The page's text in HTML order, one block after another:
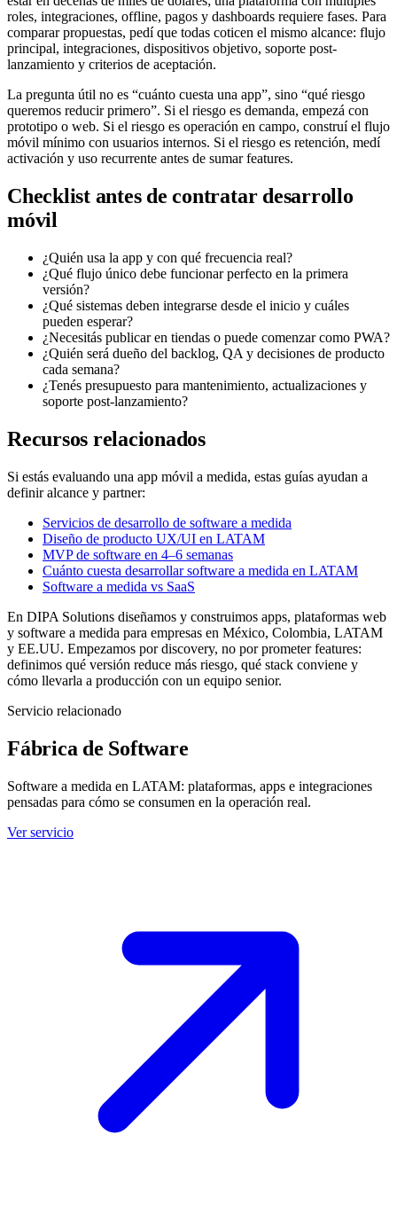
roles, integraciones, offline, pagos y dashboards requiere fases. Para
comparar propuestas, pedí que todas coticen el mismo alcance: flujo
principal, integraciones, dispositivos objetivo, soporte post-
lanzamiento y criterios de aceptación.
La pregunta útil no es “cuánto cuesta una app”, sino “qué riesgo
queremos reducir primero”. Si el riesgo es demanda, empezá con
prototipo o web. Si el riesgo es operación en campo, construí el flujo
móvil mínimo con usuarios internos. Si el riesgo es retención, medí
activación y uso recurrente antes de sumar features.
Checklist antes de contratar desarrollo
móvil
¿Quién usa la app y con qué frecuencia real?
¿Qué flujo único debe funcionar perfecto en la primera
versión?
¿Qué sistemas deben integrarse desde el inicio y cuáles
pueden esperar?
¿Necesitás publicar en tiendas o puede comenzar como PWA?
¿Quién será dueño del backlog, QA y decisiones de producto
cada semana?
¿Tenés presupuesto para mantenimiento, actualizaciones y
soporte post-lanzamiento?
Recursos relacionados
Si estás evaluando una app móvil a medida, estas guías ayudan a
definir alcance y partner:
Servicios de desarrollo de software a medida
Diseño de producto UX/UI en LATAM
MVP de software en 4–6 semanas
Cuánto cuesta desarrollar software a medida en LATAM
Software a medida vs SaaS
En DIPA Solutions diseñamos y construimos apps, plataformas web
y software a medida para empresas en México, Colombia, LATAM
y EE.UU. Empezamos por discovery, no por prometer features:
definimos qué versión reduce más riesgo, qué stack conviene y
cómo llevarla a producción con un equipo senior.
Servicio relacionado
Fábrica de Software
Software a medida en LATAM: plataformas, apps e integraciones
pensadas para cómo se consumen en la operación real.
Ver servicio